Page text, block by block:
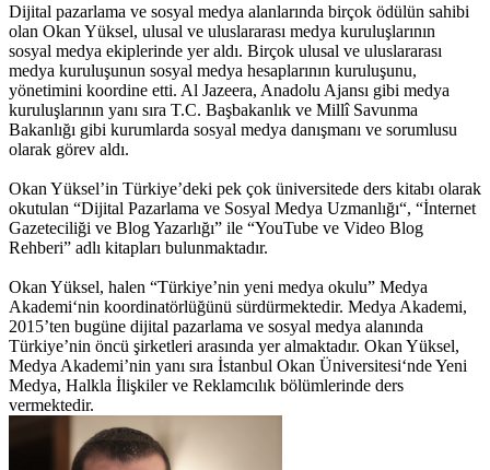
Dijital pazarlama ve sosyal medya alanlarında birçok ödülün sahibi
olan Okan Yüksel, ulusal ve uluslararası medya kuruluşlarının
sosyal medya ekiplerinde yer aldı. Birçok ulusal ve uluslararası
medya kuruluşunun sosyal medya hesaplarının kuruluşunu,
yönetimini koordine etti. Al Jazeera, Anadolu Ajansı gibi medya
kuruluşlarının yanı sıra T.C. Başbakanlık ve Millî Savunma
Bakanlığı gibi kurumlarda sosyal medya danışmanı ve sorumlusu
olarak görev aldı.
Okan Yüksel’in Türkiye’deki pek çok üniversitede ders kitabı olarak
okutulan “Dijital Pazarlama ve Sosyal Medya Uzmanlığı“, “İnternet
Gazeteciliği ve Blog Yazarlığı” ile “YouTube ve Video Blog
Rehberi” adlı kitapları bulunmaktadır.
Okan Yüksel, halen “Türkiye’nin yeni medya okulu” Medya
Akademi‘nin koordinatörlüğünü sürdürmektedir. Medya Akademi,
2015’ten bugüne dijital pazarlama ve sosyal medya alanında
Türkiye’nin öncü şirketleri arasında yer almaktadır. Okan Yüksel,
Medya Akademi’nin yanı sıra İstanbul Okan Üniversitesi‘nde Yeni
Medya, Halkla İlişkiler ve Reklamcılık bölümlerinde ders
vermektedir.